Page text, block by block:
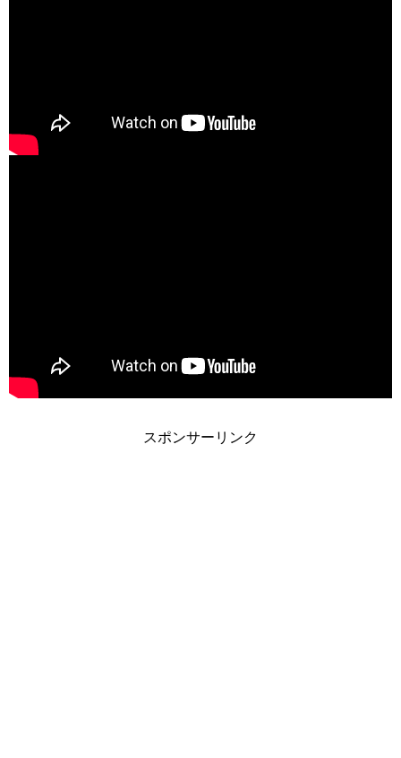
スポンサーリンク